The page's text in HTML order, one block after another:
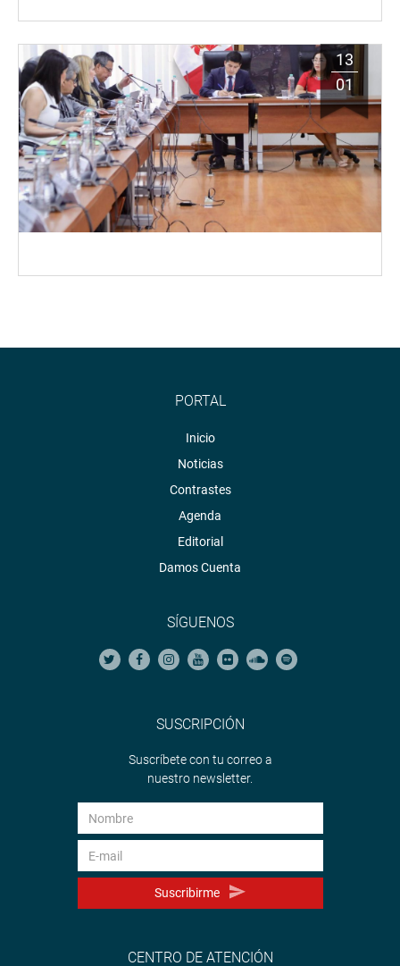
13
01
PORTAL
Inicio
Noticias
Contrastes
Agenda
Editorial
Damos Cuenta
SÍGUENOS
SUSCRIPCIÓN
Suscríbete con tu correo a
nuestro newsletter.
Suscribirme
CENTRO DE ATENCIÓN